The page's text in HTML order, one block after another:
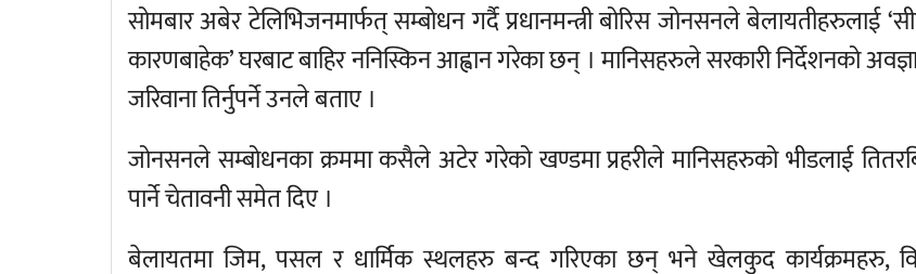
सोमबार अबेर टेलिभिजनमार्फत् सम्बोधन गर्दै प्रधानमन्त्री बोरिस जोनसनले बेलायतीहरुलाई
कारणबाहेक’ घरबाट बाहिर ननिस्किन आह्वान गरेका छन् । मानिसहरुले सरकारी निर्देशनको
जरिवाना तिर्नुपर्ने उनले बताए ।
जोनसनले सम्बोधनका क्रममा कसैले अटेर गरेको खण्डमा प्रहरीले मानिसहरुको भीडलाई
पार्ने चेतावनी समेत दिए ।
बेलायतमा जिम, पसल र धार्मिक स्थलहरु बन्द गरिएका छन् भने खेलकुद कार्यक्रमहरु,